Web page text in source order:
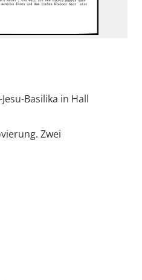
Basilika in Hall
Zwei